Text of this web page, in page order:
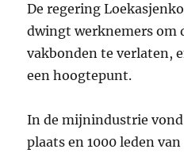
De regering
dwingt werknemers om
vakbonden te verlaten,
een hoogtepunt.
In de mijnindustrie
plaats en 1000 leden